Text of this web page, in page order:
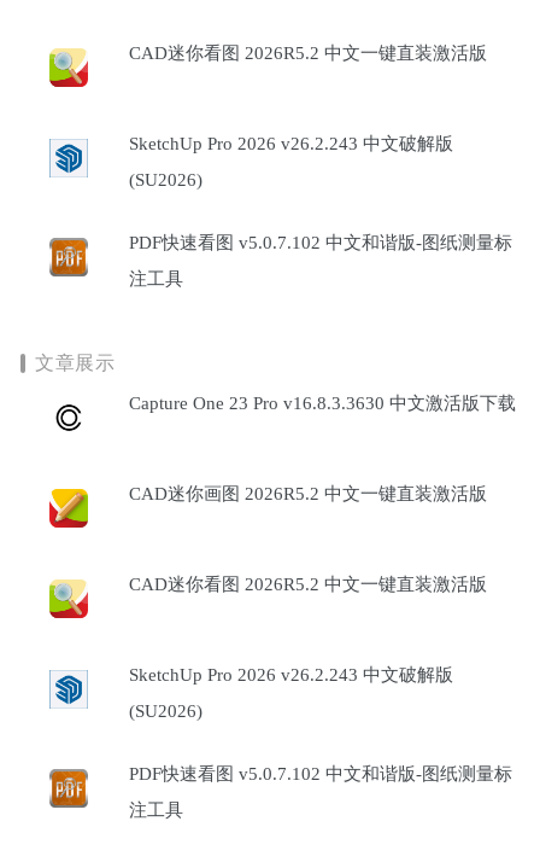
CAD迷你看图 2026R5.2 中文一键直装激活版
SketchUp Pro 2026 v26.2.243 中文破解版
(SU2026)
PDF快速看图 v5.0.7.102 中文和谐版-图纸测量标
注工具
文章展示
Capture One 23 Pro v16.8.3.3630 中文激活版下载
CAD迷你画图 2026R5.2 中文一键直装激活版
CAD迷你看图 2026R5.2 中文一键直装激活版
SketchUp Pro 2026 v26.2.243 中文破解版
(SU2026)
PDF快速看图 v5.0.7.102 中文和谐版-图纸测量标
注工具